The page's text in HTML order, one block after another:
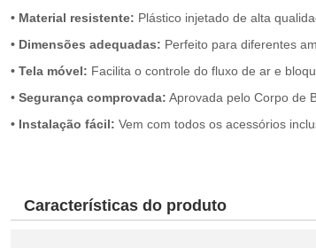
• Material resistente: Plástico injetado de alta
• Dimensões adequadas: Perfeito para diferentes
• Tela móvel: Facilita o controle do fluxo de ar e
• Segurança comprovada: Aprovada pelo Corpo de
• Instalação fácil: Vem com todos os acessórios
Características do produto